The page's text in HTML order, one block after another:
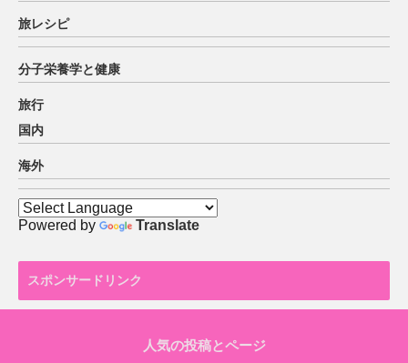
旅レシピ
分子栄養学と健康
旅行
国内
海外
Powered by Translate
スポンサードリンク
人気の投稿とページ